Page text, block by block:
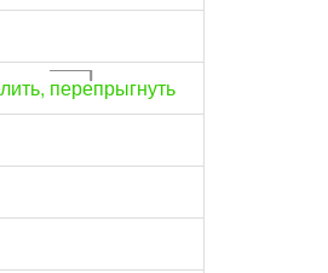
лить, перепрыгнуть